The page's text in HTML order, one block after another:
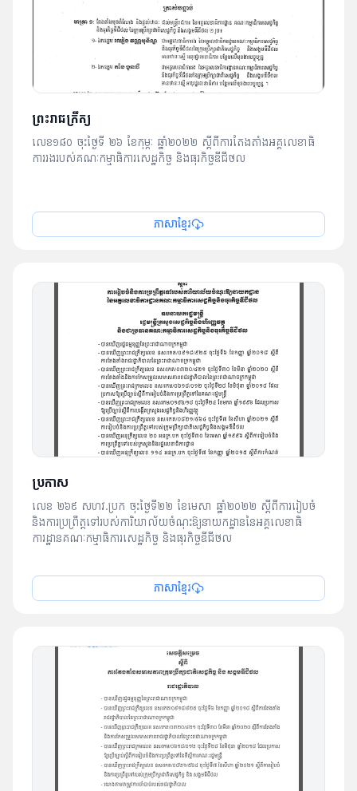
ព្រះរាជក្រឹត្យ
លេខ១៨០ ចុះថ្ងៃទី​ ២៦ ខែកុម្ភៈ ឆ្នាំ២០២២ ស្តីពី​ការតែងតាំង​អគ្គលេខាធិ
ការរង​របស់​គណៈកម្មាធិការ​សេដ្ឋកិច្ច និង​ធុរកិច្ចឌីជីថល
ភាសាខ្មែរ
ប្រកាស
លេខ ២៦៩ សហវ.ប្រក ចុះថ្ងៃទី២២ ខែមេសា ឆ្នាំ២០២២ ស្តីពី​ការរៀបចំ​
និង​ការប្រព្រឹត្តទៅ​របស់​ការិយាល័យ​ចំណុះ​ឱ្យ​នាយកដ្ឋាន​នៃអគ្គលេខាធិ
ការដ្ឋាន​គណៈកម្មាធិការ​សេដ្ឋកិច្ច និង​ធុរកិច្ចឌីជីថល
ភាសាខ្មែរ